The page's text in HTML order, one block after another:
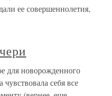
ее совершеннолетия,
для новорожденного
себя все